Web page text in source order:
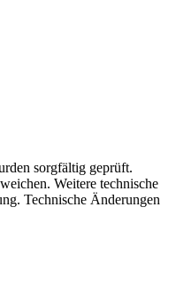
sorgfältig geprüft.
Weitere technische
Technische Änderungen